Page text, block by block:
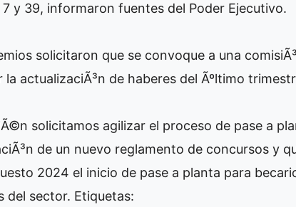
7 y 39, informaron fuentes del Poder Ejecutivo.
solicitaron que se convoque a una
la actualizaciÃ³n de haberes del Ãºltimo
solicitamos agilizar el proceso de pase a
de un nuevo reglamento de concursos y
2024 el inicio de pase a planta para
del sector. Etiquetas: